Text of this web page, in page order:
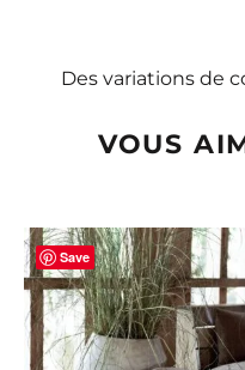
Des variations de
VOUS
Save